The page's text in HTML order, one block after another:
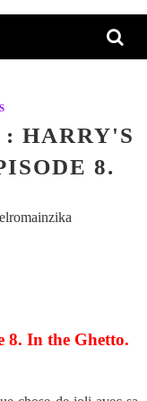
HARRY'S
8.
8. In the Ghetto.